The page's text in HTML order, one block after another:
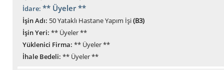
İdare:** Üyeler **
İşin Adı:50 Yataklı Hastane Yapım İşi(B3)
İşin Yeri:** Üyeler **
Yüklenici Firma:** Üyeler **
İhale Bedeli:** Üyeler **